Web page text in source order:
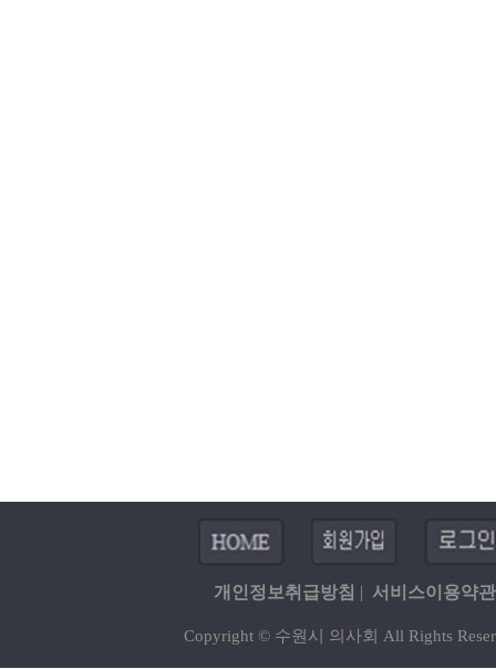
개인정보취급방침 | 서비스이용약관
Copyright © 수원시 의사회 All Rights